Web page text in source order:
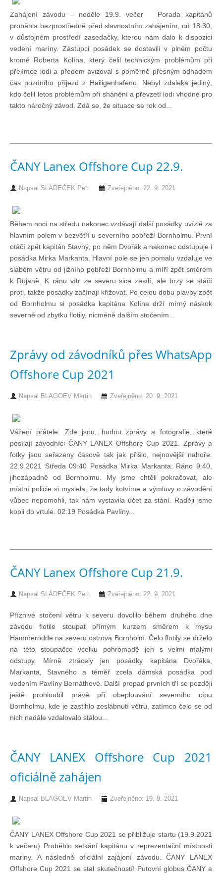
Pohár mistrů
Osobnost roku
Mezinárodní pohár
Modrá stuha
Kvízy
Technika lodí
Přednášky
O plavbách českých jachtařů
Převzaté články ze zahraničí
Plavební oblasti
Knihovna
Knihovna
Knihy k prodeji
Mé inzeráty
Zahájení závodu – neděle 19.9. večer Porada kapitánů
proběhla bezprostředně před slavnostním zahájením, od 18:30,
v důstojném prostředí zasedačky, kterou nám dalo k dispozici
vedení maríny. Zástupci posádek se dostavili v plném počtu
kromě Roberta Kolína, který čelil technickým problémům při
přejímce lodi a předem avizoval s poměrně přesným odhadem
čas pozdního příjezd z Hailigenhafenu. Nebyl zdaleka jediný,
kdo čelil letos problémům při shánění a převzetí lodi vhodné pro
takto náročný závod. Zdá se, že situace se rok od...
ČANY Lanex Offshore Cup 22.9.
Napsal SLÁDEČEK Petr Zveřejněno: 22. 9. 2021
Během noci na středu nakonec vzdávají další posádky uvízlé za
hlavním polem v bezvětří u severního pobřeží Bornholmu. První
otáčí zpět kapitán Stavný, po něm Dvořák a nakonec odstupuje i
posádka Mirka Markanta. Hlavní pole se jen pomalu vzdaluje ve
slabém větru od jižního pobřeží Bornholmu a míří zpět směrem
k Rujaně. K ránu vítr ze severu sice zesílí, ale brzy se stáčí
proti, takže posádky začínají křižovat. Po celou dobu plavby zpět
od Bornholmu si posádka kapitána Kolína drží mírný náskok
severně od zbytku flotily, nicméně dalším stočením...
Zprávy od závodníků přes WhatsApp
Offshore Cup 2021
Napsal BLAGOEV Martin Zveřejněno: 20. 9. 2021
Vážení přátele. Zde jsou, budou zprávy a fotografie, které
posílají závodníci ČANY LANEX Offshore Cup 2021. Zprávy a
fotky jsou seřazeny časově tak jak přišlo, nejnovější nahoře.
22.9.2021 Středa 09:40 Posádka Mirka Markanta: Ráno 9:40,
jihozápadně od Bornholmu. My jsme chtěli pokračovat, ale
místní policie si myslela, že tady kotvíme a výmluvy o závodění
vůbec nepomohli, tak nám vystavila účet za stání. Raději jsme
kopli do vrtule. 02:19 Posádka Pavlíny...
ČANY Lanex Offshore Cup 21.9.
Napsal SLÁDEČEK Petr Zveřejněno: 22. 9. 2021
Příznivé stočení větru k severu dovolilo během druhého dne
závodu flotile stoupat přímým kurzem směrem k mysu
Hammerodde na severu ostrova Bornholm. Čelo flotily se drželo
na této stoupačce vcelku pohromadě jen s velmi malými
odstupy. Mírně ztrácely jen posádky kapitána Dvořáka,
Markanta, Stavného a téměř zcela dámská posádka pod
vedením Pavlíny Bernáthové. Další propad prvních tří se později
ještě prohloubil právě při obeplouvání severního cípu
Bornholmu, kde je zastihlo zeslábnutí větru, zatímco čelo se od
nich nadále vzdalovalo stálou...
ČANY LANEX Offshore Cup 2021
oficiálně zahájen
Napsal BLAGOEV Martin Zveřejněno: 19. 9. 2021
ČANY LANEX Offshore Cup 2021 se přibližuje startu (19.9.2021
k večeru) Proběhlo setkání kapitánu v reprezentační místnosti
mariny. A následně oficiální zajájení závodu. ČANY LANEX
Offshore Cup 2021 se stal skutečností! Putovní globus ČANY a